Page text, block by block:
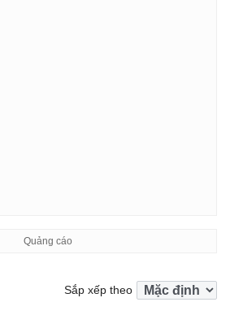
Sắp xếp theo